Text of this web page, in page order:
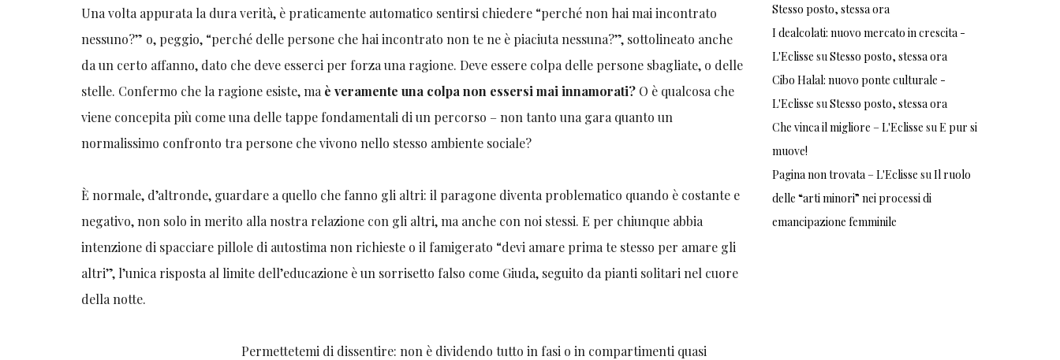
Una volta appurata la dura verità, è praticamente automatico sentirsi chiedere “perché non hai mai incontrato
nessuno?” o, peggio, “perché delle persone che hai incontrato non te ne è piaciuta nessuna?”, sottolineato anche
da un certo affanno, dato che deve esserci per forza una ragione. Deve essere colpa delle persone sbagliate, o delle
stelle. Confermo che la ragione esiste, ma è veramente una colpa non essersi mai innamorati? O è qualcosa che
viene concepita più come una delle tappe fondamentali di un percorso – non tanto una gara quanto un
normalissimo confronto tra persone che vivono nello stesso ambiente sociale?
È normale, d’altronde, guardare a quello che fanno gli altri: il paragone diventa problematico quando è costante e
negativo, non solo in merito alla nostra relazione con gli altri, ma anche con noi stessi. E per chiunque abbia
intenzione di spacciare pillole di autostima non richieste o il famigerato “devi amare prima te stesso per amare gli
altri”, l’unica risposta al limite dell’educazione è un sorrisetto falso come Giuda, seguito da pianti solitari nel cuore
della notte.
Permettetemi di dissentire: non è dividendo tutto in fasi o in compartimenti quasi
Stesso posto, stessa ora
I dealcolati: nuovo mercato in crescita -
L'Eclisse suStesso posto, stessa ora
Cibo Halal: nuovo ponte culturale -
L'Eclisse suStesso posto, stessa ora
Che vinca il migliore – L'Eclisse suE pur si
muove!
Pagina non trovata – L'Eclisse suIl ruolo
delle “arti minori” nei processi di
emancipazione femminile